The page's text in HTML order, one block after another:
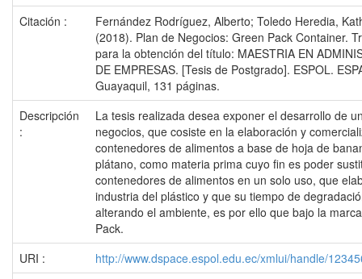
Citación :
Fernández Rodríguez, Alberto; Toledo Heredia,
(2018). Plan de Negocios: Green Pack Container.
para la obtención del título: MAESTRIA EN
DE EMPRESAS. [Tesis de Postgrado]. ESPOL.
Guayaquil, 131 páginas.
Descripción
:
La tesis realizada desea exponer el desarrollo de
negocios, que cosiste en la elaboración y
contenedores de alimentos a base de hoja de
plátano, como materia prima cuyo fin es poder
contenedores de alimentos en un solo uso, que
industria del plástico y que su tiempo de
alterando el ambiente, es por ello que bajo la
Pack.
URI :
http://www.dspace.espol.edu.ec/xmlui/handle/